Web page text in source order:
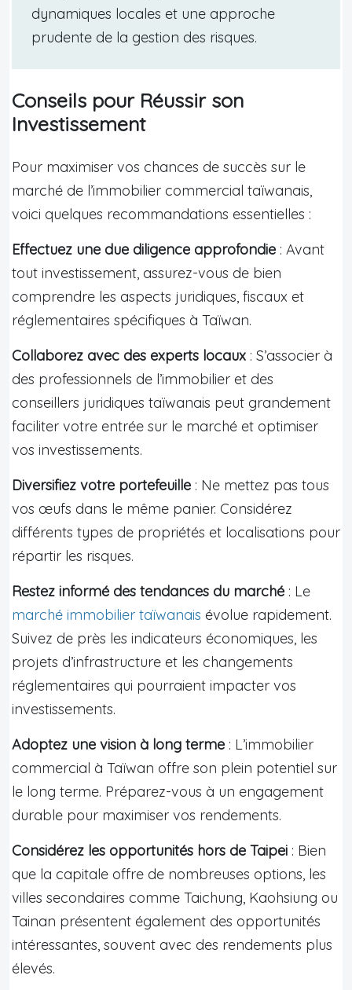
dynamiques locales et une approche
prudente de la gestion des risques.
Conseils pour Réussir son
Investissement
Pour maximiser vos chances de succès sur le
marché de l’immobilier commercial taïwanais,
voici quelques recommandations essentielles :
Effectuez une due diligence approfondie : Avant
tout investissement, assurez-vous de bien
comprendre les aspects juridiques, fiscaux et
réglementaires spécifiques à Taïwan.
Collaborez avec des experts locaux : S’associer à
des professionnels de l’immobilier et des
conseillers juridiques taïwanais peut grandement
faciliter votre entrée sur le marché et optimiser
vos investissements.
Diversifiez votre portefeuille : Ne mettez pas tous
vos œufs dans le même panier. Considérez
différents types de propriétés et localisations pour
répartir les risques.
Restez informé des tendances du marché : Le
marché immobilier taïwanais évolue rapidement.
Suivez de près les indicateurs économiques, les
projets d’infrastructure et les changements
réglementaires qui pourraient impacter vos
investissements.
Adoptez une vision à long terme : L’immobilier
commercial à Taïwan offre son plein potentiel sur
le long terme. Préparez-vous à un engagement
durable pour maximiser vos rendements.
Considérez les opportunités hors de Taipei : Bien
que la capitale offre de nombreuses options, les
villes secondaires comme Taichung, Kaohsiung ou
Tainan présentent également des opportunités
intéressantes, souvent avec des rendements plus
élevés.